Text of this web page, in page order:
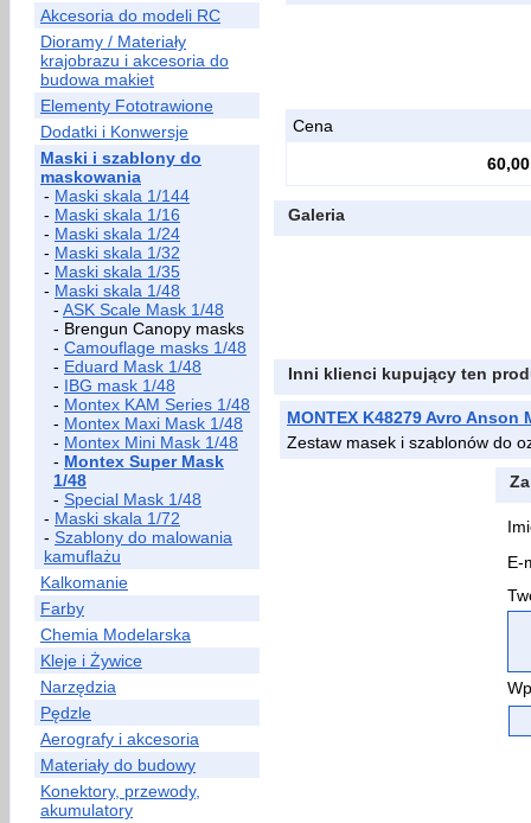
Akcesoria do modeli RC
Dioramy / Materiały
krajobrazu i akcesoria do
budowa makiet
Elementy Fototrawione
Dodatki i Konwersje
Maski i szablony do
maskowania
- Maski skala 1/144
- Maski skala 1/16
- Maski skala 1/24
- Maski skala 1/32
- Maski skala 1/35
- Maski skala 1/48
- ASK Scale Mask 1/48
- Brengun Canopy masks
- Camouflage masks 1/48
- Eduard Mask 1/48
- IBG mask 1/48
- Montex KAM Series 1/48
- Montex Maxi Mask 1/48
- Montex Mini Mask 1/48
- Montex Super Mask
1/48
- Special Mask 1/48
- Maski skala 1/72
- Szablony do malowania
kamuflażu
Kalkomanie
Farby
Chemia Modelarska
Kleje i Żywice
Narzędzia
Pędzle
Aerografy i akcesoria
Materiały do budowy
Konektory, przewody,
akumulatory
Cena
60,00
Galeria
Inni klienci kupujący ten
MONTEX K48279 Avro Anson
Zestaw masek i szablonów do
E-